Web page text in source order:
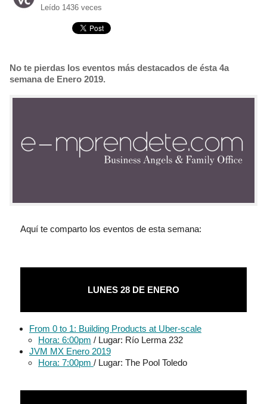
Leído 1436 veces
No te pierdas los eventos más destacados de ésta 4a
semana de Enero 2019.
Aquí te comparto los eventos de esta semana:
LUNES 28 DE ENERO
From 0 to 1: Building Products at Uber-scale
Hora: 6:00pm / Lugar: Río Lerma 232
JVM MX Enero 2019
Hora: 7:00pm / Lugar: The Pool Toledo